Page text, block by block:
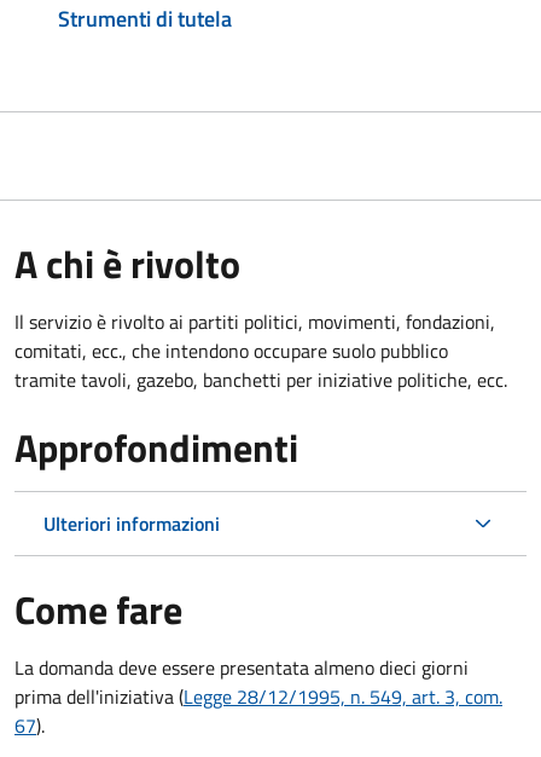
Strumenti di tutela
A chi è rivolto
Il servizio è rivolto ai partiti politici, movimenti, fondazioni,
comitati, ecc., che intendono occupare suolo pubblico
tramite tavoli, gazebo, banchetti per iniziative politiche, ecc.
Approfondimenti
Ulteriori informazioni
Come fare
La domanda deve essere presentataalmeno dieci giorni
primadell'iniziativa (Legge 28/12/1995, n. 549, art. 3, com.
67).